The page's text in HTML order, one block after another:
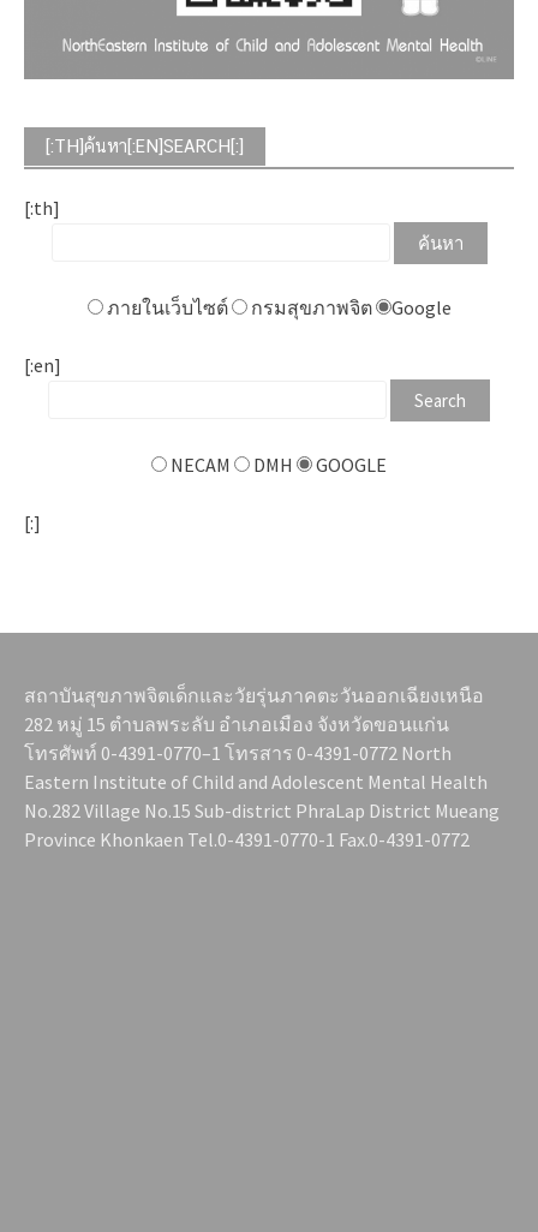
[:TH]ค้นหา[:EN]SEARCH[:]
[:th]
ภายในเว็บไซต์ กรมสุขภาพจิต Google
[:en]
NECAM DMH GOOGLE
[:]
สถาบันสุขภาพจิตเด็กและวัยรุ่นภาคตะวันออกเฉียงเหนือ
282 หมู่ 15 ตำบลพระลับ อำเภอเมือง จังหวัดขอนแก่น
โทรศัพท์ 0-4391-0770–1 โทรสาร 0-4391-0772 North
Eastern Institute of Child and Adolescent Mental Health
No.282 Village No.15 Sub-district PhraLap District Mueang
Province Khonkaen Tel.0-4391-0770-1 Fax.0-4391-0772